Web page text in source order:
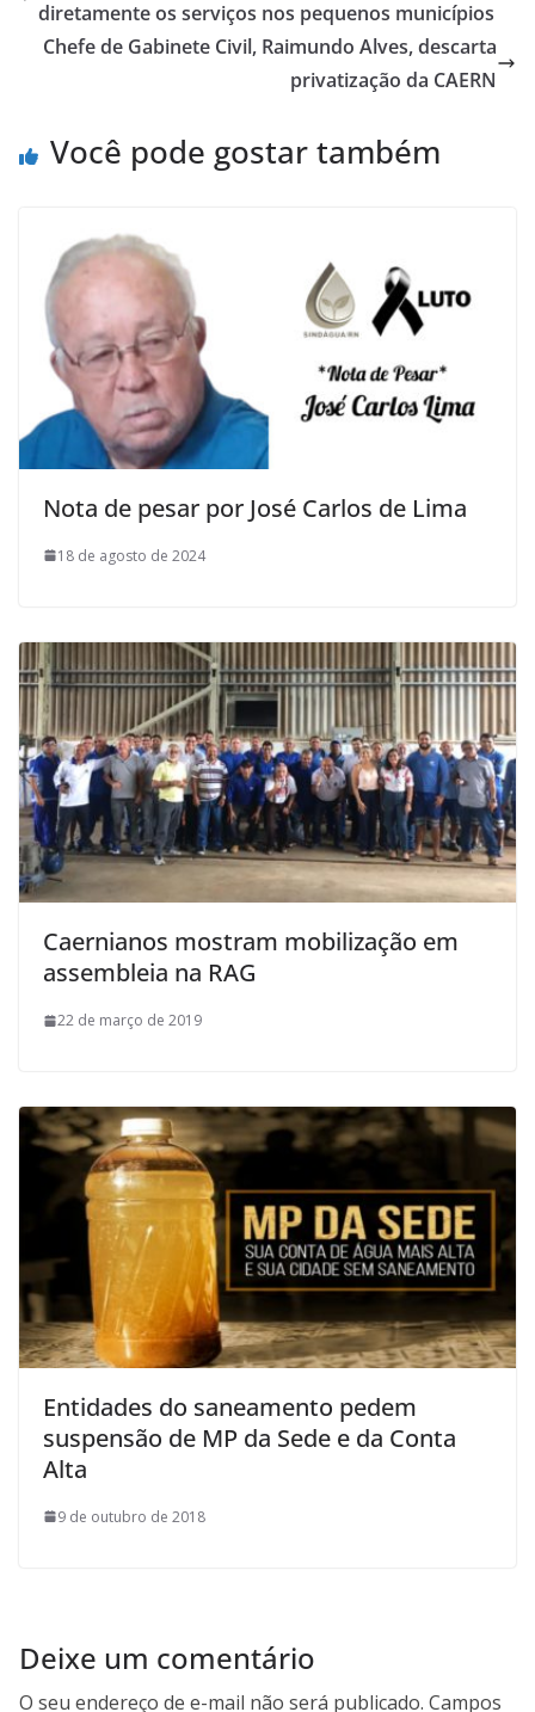
diretamente os serviços nos pequenos municípios
Chefe de Gabinete Civil, Raimundo Alves, descarta
privatização da CAERN
Você pode gostar também
Nota de pesar por José Carlos de Lima
18 de agosto de 2024
Caernianos mostram mobilização em
assembleia na RAG
22 de março de 2019
Entidades do saneamento pedem
suspensão de MP da Sede e da Conta
Alta
9 de outubro de 2018
Deixe um comentário
O seu endereço de e-mail não será publicado. Campos